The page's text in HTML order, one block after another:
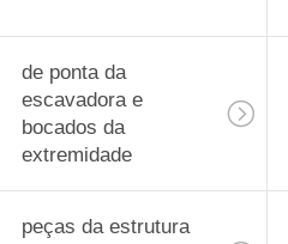
de ponta da
escavadora e
bocados da
extremidade
peças da estrutura